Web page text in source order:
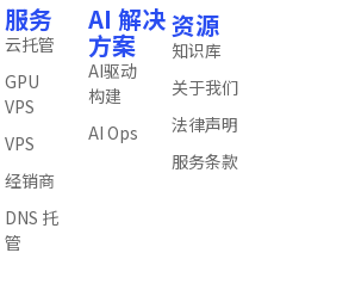
服务
云托管
GPU
VPS
VPS
经销商
DNS 托
管
AI 解决
方案
AI驱动
构建
AI Ops
资源
知识库
关于我们
法律声明
服务条款